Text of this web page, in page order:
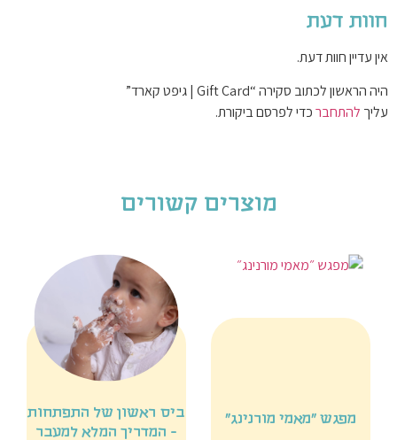
חוות דעת
אין עדיין חוות דעת.
היה הראשון לכתוב סקירה “Gift Card | גיפט קארד”
עליך להתחברכדי לפרסם ביקורת.
מוצרים קשורים
מפגש ״מאמי מורנינג״
ביס ראשון של התפתחות
- המדריך המלא למעבר